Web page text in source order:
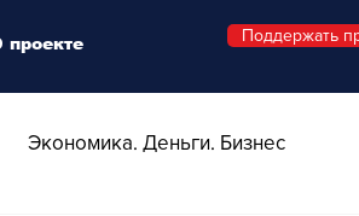
Экономика. Деньги. Бизнес
проекте Поддержать